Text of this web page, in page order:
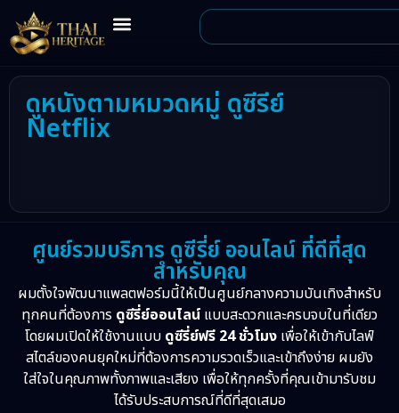
ดูหนังตามหมวดหมู่ ดูซีรีย์
Netflix
ศูนย์รวมบริการ ดูซีรี่ย์ ออนไลน์ ที่ดีที่สุด
สำหรับคุณ
ผมตั้งใจพัฒนาแพลตฟอร์มนี้ให้เป็นศูนย์กลางความบันเทิงสำหรับ
ทุกคนที่ต้องการ ดูซีรี่ย์ออนไลน์ แบบสะดวกและครบจบในที่เดียว
โดยผมเปิดให้ใช้งานแบบ ดูซีรี่ย์ฟรี 24 ชั่วโมง เพื่อให้เข้ากับไลฟ์
สไตล์ของคนยุคใหม่ที่ต้องการความรวดเร็วและเข้าถึงง่าย ผมยัง
ใส่ใจในคุณภาพทั้งภาพและเสียง เพื่อให้ทุกครั้งที่คุณเข้ามารับชม
ได้รับประสบการณ์ที่ดีที่สุดเสมอ